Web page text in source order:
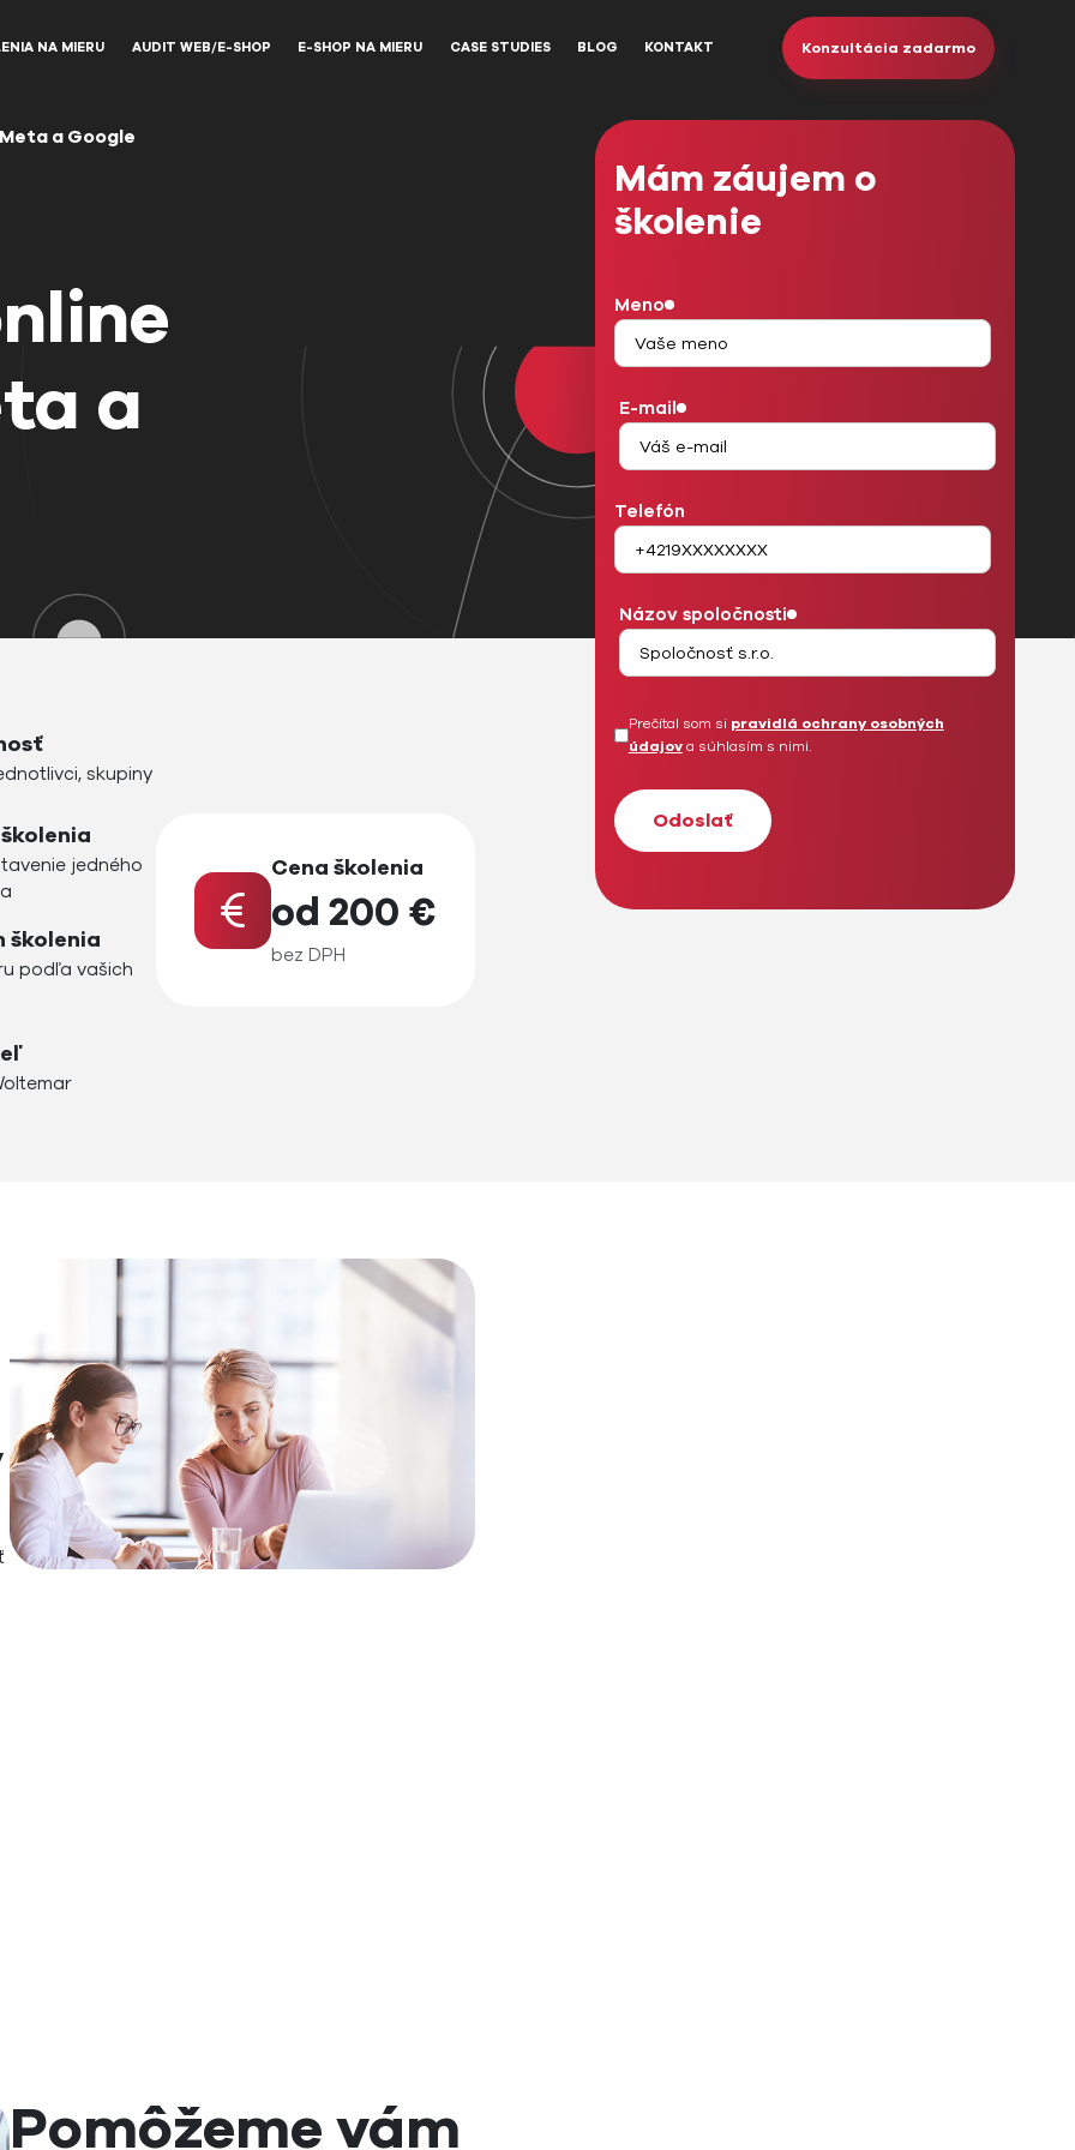
NA MIERU AUDIT WEB/E-SHOP E-SHOP NA MIERU CASE STUDIES BLOG KONTAKT Konzultácia zadarmo
a Google
a
skupiny
jedného
školenia
podľa vašich
Cena školenia
od 200 €
bez DPH
Mám záujem o
školenie
Meno
E-mail
Telefón
Názov spoločnosti
Prečítal som si pravidlá ochrany osobných
údajova súhlasím s nimi.
Pomôžeme vám